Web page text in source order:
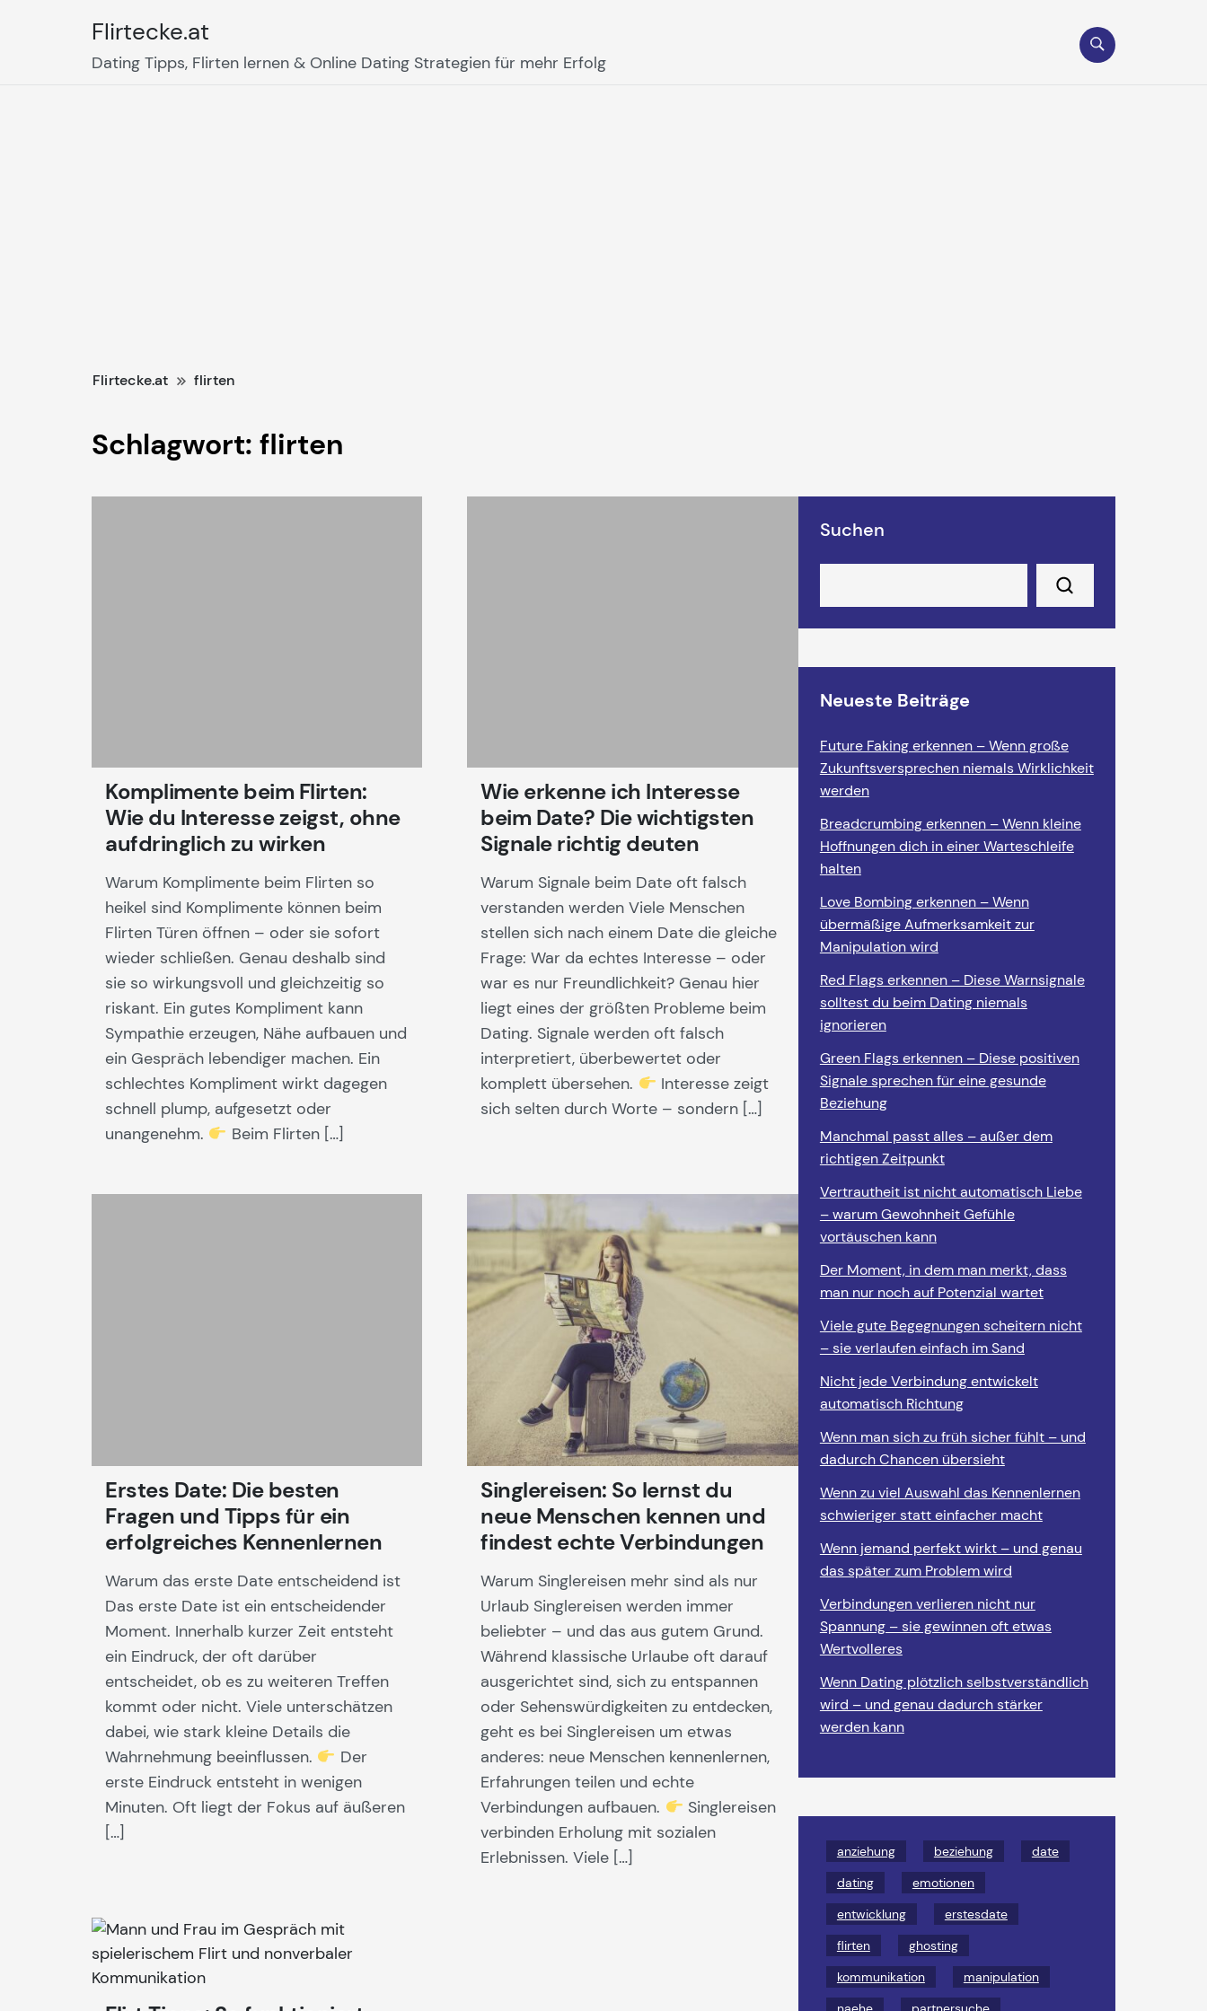
Flirtecke.at
Dating Tipps, Flirten lernen & Online Dating Strategien für mehr Erfolg
Flirtecke.at flirten
Schlagwort: flirten
Komplimente beim Flirten:
Wie du Interesse zeigst, ohne
aufdringlich zu wirken
Warum Komplimente beim Flirten so
heikel sind Komplimente können beim
Flirten Türen öffnen – oder sie sofort
wieder schließen. Genau deshalb sind
sie so wirkungsvoll und gleichzeitig so
riskant. Ein gutes Kompliment kann
Sympathie erzeugen, Nähe aufbauen und
ein Gespräch lebendiger machen. Ein
schlechtes Kompliment wirkt dagegen
schnell plump, aufgesetzt oder
unangenehm.
Beim Flirten […]
Wie erkenne ich Interesse
beim Date? Die wichtigsten
Signale richtig deuten
Warum Signale beim Date oft falsch
verstanden werden Viele Menschen
stellen sich nach einem Date die gleiche
Frage: War da echtes Interesse – oder
war es nur Freundlichkeit? Genau hier
liegt eines der größten Probleme beim
Dating. Signale werden oft falsch
interpretiert, überbewertet oder
komplett übersehen.
Interesse zeigt
sich selten durch Worte – sondern […]
Erstes Date: Die besten
Fragen und Tipps für ein
erfolgreiches Kennenlernen
Warum das erste Date entscheidend ist
Das erste Date ist ein entscheidender
Moment. Innerhalb kurzer Zeit entsteht
ein Eindruck, der oft darüber
entscheidet, ob es zu weiteren Treffen
kommt oder nicht. Viele unterschätzen
dabei, wie stark kleine Details die
Wahrnehmung beeinflussen.
Der
erste Eindruck entsteht in wenigen
Minuten. Oft liegt der Fokus auf äußeren
[…]
Singlereisen: So lernst du
neue Menschen kennen und
findest echte Verbindungen
Warum Singlereisen mehr sind als nur
Urlaub Singlereisen werden immer
beliebter – und das aus gutem Grund.
Während klassische Urlaube oft darauf
ausgerichtet sind, sich zu entspannen
oder Sehenswürdigkeiten zu entdecken,
geht es bei Singlereisen um etwas
anderes: neue Menschen kennenlernen,
Erfahrungen teilen und echte
Verbindungen aufbauen.
Singlereisen
verbinden Erholung mit sozialen
Erlebnissen. Viele […]
Suchen
Neueste Beiträge
Future Faking erkennen – Wenn große
Zukunftsversprechen niemals Wirklichkeit
werden
Breadcrumbing erkennen – Wenn kleine
Hoffnungen dich in einer Warteschleife
halten
Love Bombing erkennen – Wenn
übermäßige Aufmerksamkeit zur
Manipulation wird
Red Flags erkennen – Diese Warnsignale
solltest du beim Dating niemals
ignorieren
Green Flags erkennen – Diese positiven
Signale sprechen für eine gesunde
Beziehung
Manchmal passt alles – außer dem
richtigen Zeitpunkt
Vertrautheit ist nicht automatisch Liebe
– warum Gewohnheit Gefühle
vortäuschen kann
Der Moment, in dem man merkt, dass
man nur noch auf Potenzial wartet
Viele gute Begegnungen scheitern nicht
– sie verlaufen einfach im Sand
Nicht jede Verbindung entwickelt
automatisch Richtung
Wenn man sich zu früh sicher fühlt – und
dadurch Chancen übersieht
Wenn zu viel Auswahl das Kennenlernen
schwieriger statt einfacher macht
Wenn jemand perfekt wirkt – und genau
das später zum Problem wird
Verbindungen verlieren nicht nur
Spannung – sie gewinnen oft etwas
Wertvolleres
Wenn Dating plötzlich selbstverständlich
wird – und genau dadurch stärker
werden kann
anziehung beziehung
date
dating
emotionen
entwicklung
erstesdate
flirten
ghosting
kommunikation
manipulation